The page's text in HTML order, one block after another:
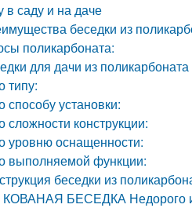
в саду и на даче
беседки из
поликарбоната:
для дачи из
типу:
способу установки:
сложности конструкции:
уровню оснащенности:
выполняемой функции:
беседки из
КОВАНАЯ БЕСЕДКА Недорого и